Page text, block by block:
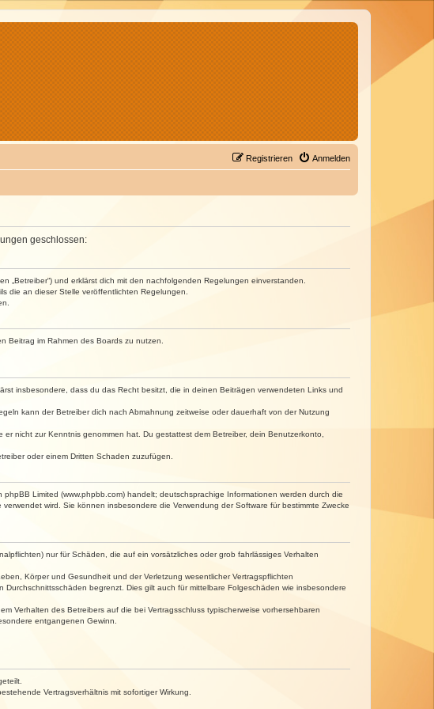
Anmelden
Registrieren
geschlossen:
„Betreiber“) und erklärst dich mit den nachfolgenden Regelungen einverstanden.
die an dieser Stelle veröffentlichten Regelungen.
Beitrag im Rahmen des Boards zu nutzen.
insbesondere, dass du das Recht besitzt, die in deinen Beiträgen verwendeten Links und
kann der Betreiber dich nach Abmahnung zeitweise oder dauerhaft von der Nutzung
nicht zur Kenntnis genommen hat. Du gestattest dem Betreiber, dein Benutzerkonto,
oder einem Dritten Schaden zuzufügen.
phpBB Limited (www.phpbb.com) handelt; deutschsprachige Informationen werden durch die
wird. Sie können insbesondere die Verwendung der Software für bestimmte Zwecke
nur für Schäden, die auf ein vorsätzliches oder grob fahrlässiges Verhalten
Körper und Gesundheit und der Verletzung wesentlicher Vertragspflichten
begrenzt. Dies gilt auch für mittelbare Folgeschäden wie insbesondere
Verhalten des Betreibers auf die bei Vertragsschluss typischerweise vorhersehbaren
entgangenen Gewinn.
Vertragsverhältnis mit sofortiger Wirkung.